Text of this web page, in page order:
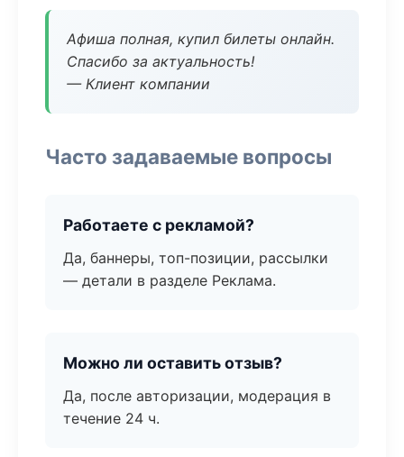
Афиша полная, купил билеты онлайн.
Спасибо за актуальность!
— Клиент компании
Часто задаваемые вопросы
Работаете с рекламой?
Да, баннеры, топ-позиции, рассылки
— детали в разделе Реклама.
Можно ли оставить отзыв?
Да, после авторизации, модерация в
течение 24 ч.